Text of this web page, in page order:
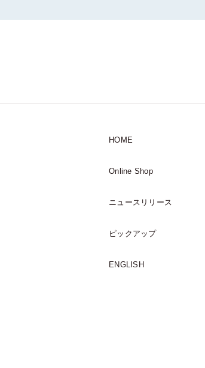
HOME
Online Shop
ニュースリリース
ピックアップ
ENGLISH